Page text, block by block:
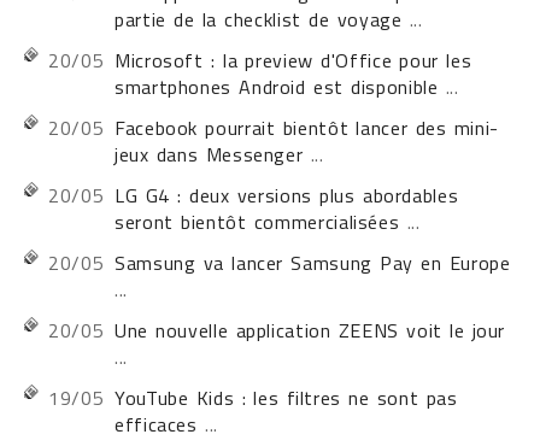
partie de la checklist de voyage ...
20/05 Microsoft : la preview d'Office pour les
smartphones Android est disponible ...
20/05 Facebook pourrait bientôt lancer des mini-
jeux dans Messenger ...
20/05 LG G4 : deux versions plus abordables
seront bientôt commercialisées ...
20/05 Samsung va lancer Samsung Pay en Europe
...
20/05 Une nouvelle application ZEENS voit le jour
...
19/05 YouTube Kids : les filtres ne sont pas
efficaces ...